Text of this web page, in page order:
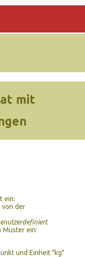
mit
ein:
von der
.
Muster ein:
und Einheit "kg"